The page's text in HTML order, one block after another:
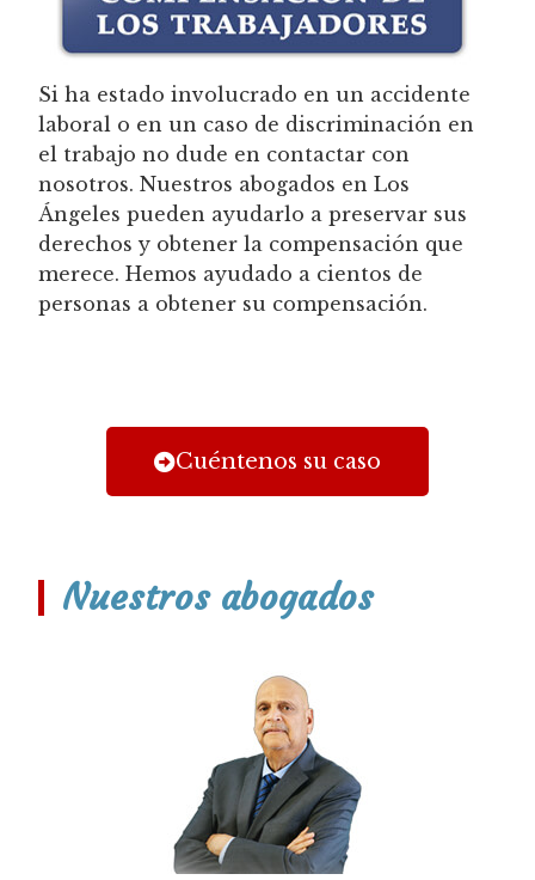
Si ha estado involucrado en un accidente
laboral o en un caso de discriminación en
el trabajo no dude en contactar con
nosotros. Nuestros abogados en Los
Ángeles pueden ayudarlo a preservar sus
derechos y obtener la compensación que
merece. Hemos ayudado a cientos de
personas a obtener su compensación.
Cuéntenos su caso
Nuestros abogados